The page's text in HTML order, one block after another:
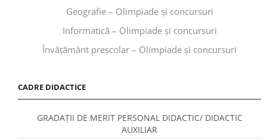
Geografie – Olimpiade și concursuri
Informatică – Olimpiade și concursuri
Învăţământ preşcolar – Olimpiade și concursuri
CADRE DIDACTICE
GRADAȚII DE MERIT PERSONAL DIDACTIC/ DIDACTIC
AUXILIAR